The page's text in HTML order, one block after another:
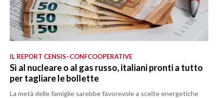
IL REPORT CENSIS–CONFCOOPERATIVE
Sì al nucleare o al gas russo, italiani pronti a tutto
per tagliare le bollette
La metà delle famiglie sarebbe favorevole a scelte energetiche